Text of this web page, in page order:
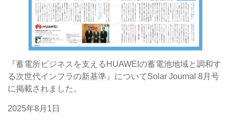
『蓄電所ビジネスを支えるHUAWEIの蓄電池地域と調和す
る次世代インフラの新基準』についてSolar Journal 8月号
に掲載されました。
2025年8月1日